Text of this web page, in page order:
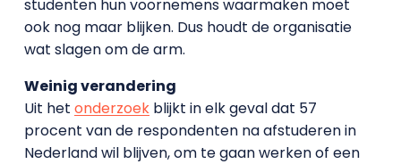
studenten hun voornemens waarmaken moet
ook nog maar blijken. Dus houdt de organisatie
wat slagen om de arm.
Weinig verandering
Uit het onderzoekblijkt in elk geval dat 57
procent van de respondenten na afstuderen in
Nederland wil blijven, om te gaan werken of een